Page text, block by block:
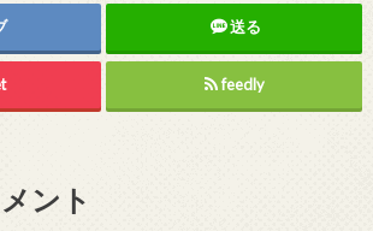
送る
feedly
ント